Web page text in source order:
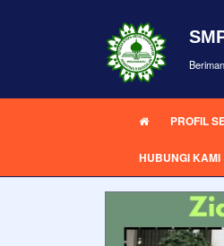
PROFIL
HUBUNGI KAMI